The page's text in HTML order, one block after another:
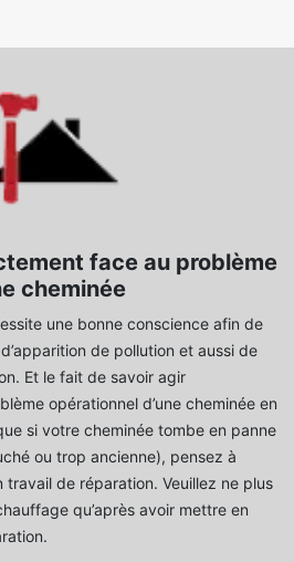
face au problème
cheminée
une bonne conscience afin de
de pollution et aussi de
Et le fait de savoir agir
opérationnel d’une cheminée en
si votre cheminée tombe en panne
ou trop ancienne), pensez à
de réparation. Veuillez ne plus
qu’après avoir mettre en